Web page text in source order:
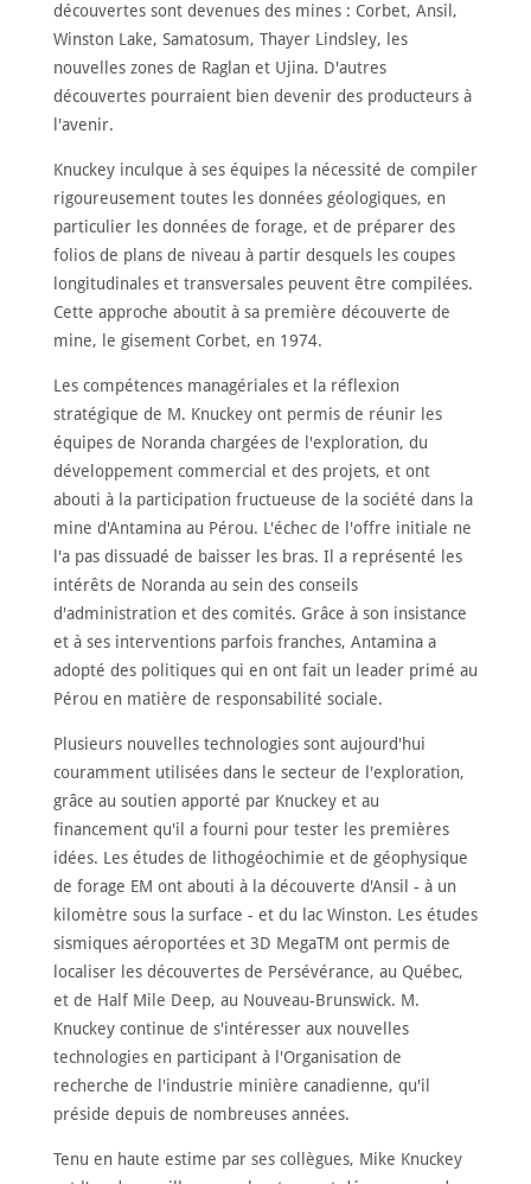
découvertes sont devenues des mines : Corbet, Ansil,
Winston Lake, Samatosum, Thayer Lindsley, les
nouvelles zones de Raglan et Ujina. D'autres
découvertes pourraient bien devenir des producteurs à
l'avenir.
Knuckey inculque à ses équipes la nécessité de compiler
rigoureusement toutes les données géologiques, en
particulier les données de forage, et de préparer des
folios de plans de niveau à partir desquels les coupes
longitudinales et transversales peuvent être compilées.
Cette approche aboutit à sa première découverte de
mine, le gisement Corbet, en 1974.
Les compétences managériales et la réflexion
stratégique de M. Knuckey ont permis de réunir les
équipes de Noranda chargées de l'exploration, du
développement commercial et des projets, et ont
abouti à la participation fructueuse de la société dans la
mine d'Antamina au Pérou. L'échec de l'offre initiale ne
l'a pas dissuadé de baisser les bras. Il a représenté les
intérêts de Noranda au sein des conseils
d'administration et des comités. Grâce à son insistance
et à ses interventions parfois franches, Antamina a
adopté des politiques qui en ont fait un leader primé au
Pérou en matière de responsabilité sociale.
Plusieurs nouvelles technologies sont aujourd'hui
couramment utilisées dans le secteur de l'exploration,
grâce au soutien apporté par Knuckey et au
financement qu'il a fourni pour tester les premières
idées. Les études de lithogéochimie et de géophysique
de forage EM ont abouti à la découverte d'Ansil - à un
kilomètre sous la surface - et du lac Winston. Les études
sismiques aéroportées et 3D MegaTM ont permis de
localiser les découvertes de Persévérance, au Québec,
et de Half Mile Deep, au Nouveau-Brunswick. M.
Knuckey continue de s'intéresser aux nouvelles
technologies en participant à l'Organisation de
recherche de l'industrie minière canadienne, qu'il
préside depuis de nombreuses années.
Tenu en haute estime par ses collègues, Mike Knuckey